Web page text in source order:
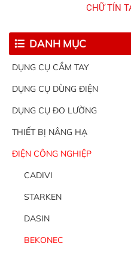
CHỮ TÍN
DANH MỤC
DỤNG CỤ CẦM TAY
DỤNG CỤ DÙNG ĐIỆN
DỤNG CỤ ĐO LƯỜNG
THIẾT BỊ NÂNG HẠ
ĐIỆN CÔNG NGHIỆP
CADIVI
STARKEN
DASIN
BEKONEC